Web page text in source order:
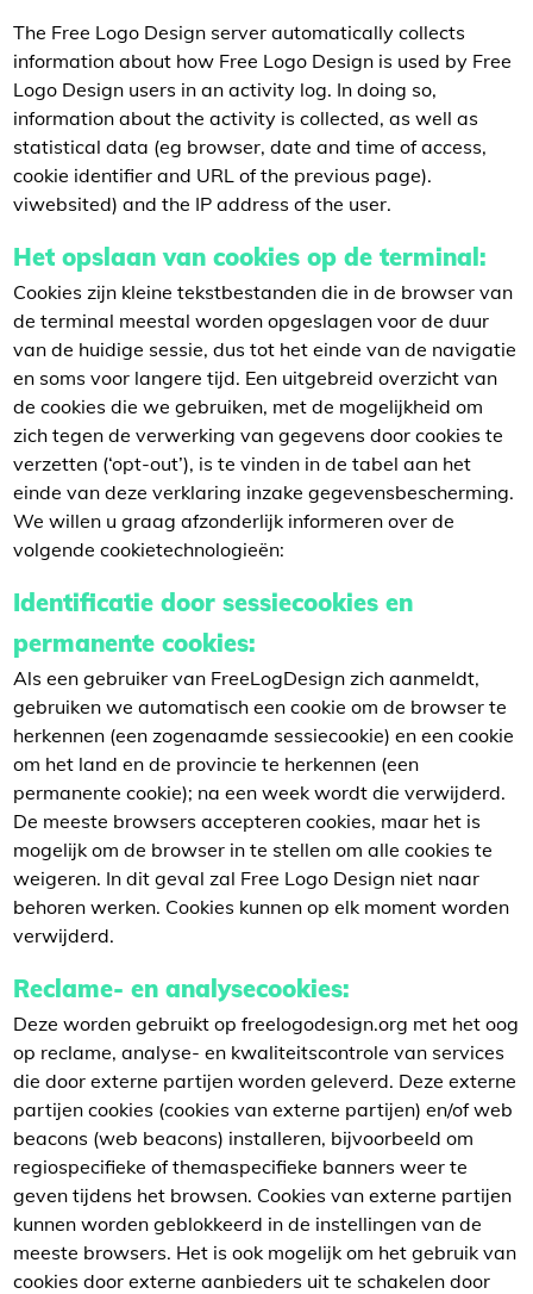
The Free Logo Design server automatically collects
information about how Free Logo Design is used by Free
Logo Design users in an activity log. In doing so,
information about the activity is collected, as well as
statistical data (eg browser, date and time of access,
cookie identifier and URL of the previous page).
viwebsited) and the IP address of the user.
Het opslaan van cookies op de terminal:
Cookies zijn kleine tekstbestanden die in de browser van
de terminal meestal worden opgeslagen voor de duur
van de huidige sessie, dus tot het einde van de navigatie
en soms voor langere tijd. Een uitgebreid overzicht van
de cookies die we gebruiken, met de mogelijkheid om
zich tegen de verwerking van gegevens door cookies te
verzetten (‘opt-out’), is te vinden in de tabel aan het
einde van deze verklaring inzake gegevensbescherming.
We willen u graag afzonderlijk informeren over de
volgende cookietechnologieën:
Identificatie door sessiecookies en
permanente cookies:
Als een gebruiker van FreeLogDesign zich aanmeldt,
gebruiken we automatisch een cookie om de browser te
herkennen (een zogenaamde sessiecookie) en een cookie
om het land en de provincie te herkennen (een
permanente cookie); na een week wordt die verwijderd.
De meeste browsers accepteren cookies, maar het is
mogelijk om de browser in te stellen om alle cookies te
weigeren. In dit geval zal Free Logo Design niet naar
behoren werken. Cookies kunnen op elk moment worden
verwijderd.
Reclame- en analysecookies:
Deze worden gebruikt op freelogodesign.org met het oog
op reclame, analyse- en kwaliteitscontrole van services
die door externe partijen worden geleverd. Deze externe
partijen cookies (cookies van externe partijen) en/of web
beacons (web beacons) installeren, bijvoorbeeld om
regiospecifieke of themaspecifieke banners weer te
geven tijdens het browsen. Cookies van externe partijen
kunnen worden geblokkeerd in de instellingen van de
meeste browsers. Het is ook mogelijk om het gebruik van
cookies door externe aanbieders uit te schakelen door